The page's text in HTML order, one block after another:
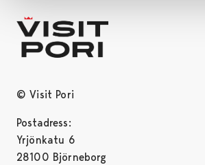
© Visit Pori
Postadress:
Yrjönkatu 6
28100 Björneborg